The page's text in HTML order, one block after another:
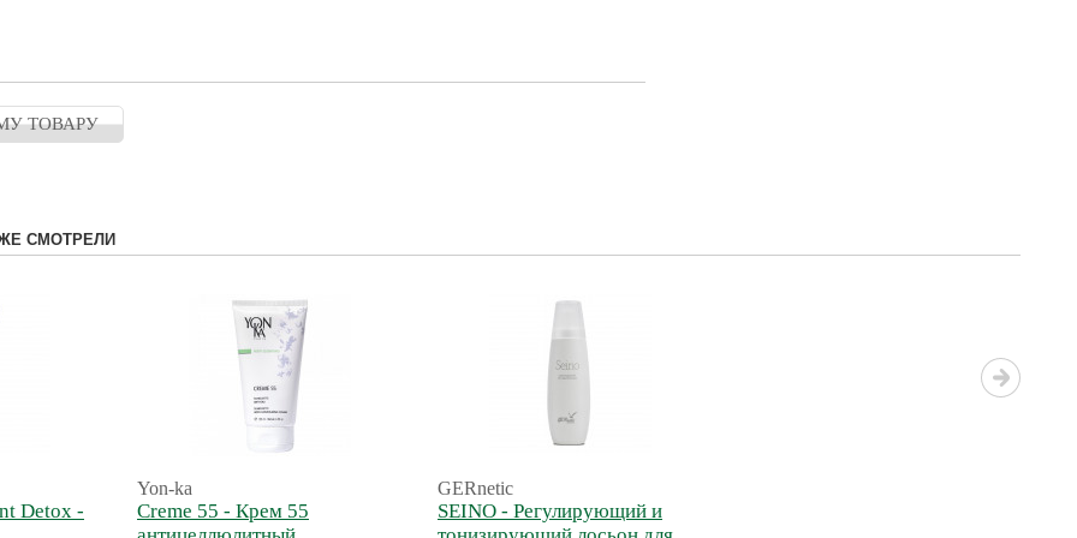
ТОВАРУ
СМОТРЕЛИ
Detox -
Yon-ka
Creme 55 - Крем 55
GERnetic
SEINO - Регулирующий и